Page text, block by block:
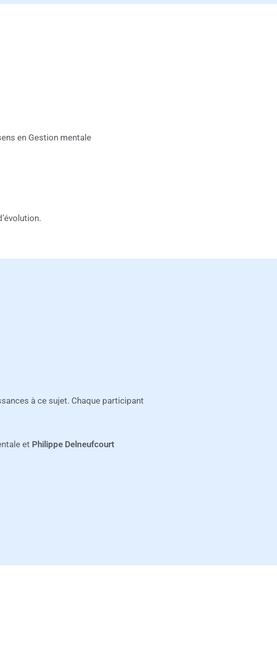
en Gestion mentale
à ce sujet. Chaque participant
et Philippe Delneufcourt